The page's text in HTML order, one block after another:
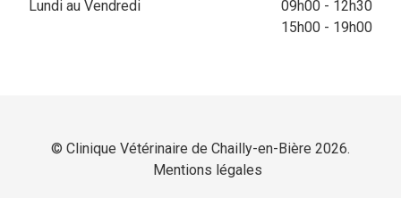
Lundi au Vendredi
09h00 - 12h30
15h00 - 19h00
© Clinique Vétérinaire de Chailly-en-Bière 2026.
Mentions légales